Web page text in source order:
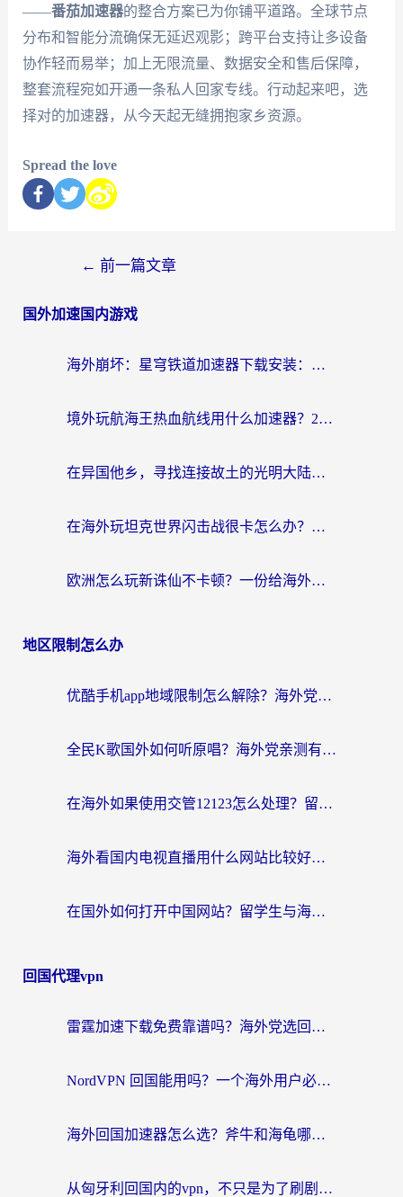
——番茄加速器的整合方案已为你铺平道路。全球节点
分布和智能分流确保无延迟观影；跨平台支持让多设备
协作轻而易举；加上无限流量、数据安全和售后保障，
整套流程宛如开通一条私人回家专线。行动起来吧，选
择对的加速器，从今天起无缝拥抱家乡资源。
Spread the love
← 前一篇文章
国外加速国内游戏
海外崩坏：星穹铁道加速器下载安装：一份给游子的终极网络指南
境外玩航海王热血航线用什么加速器？2026海外玩家实测最优方案（附欧洲问道堡垒前线加速技巧）
在异国他乡，寻找连接故土的光明大陆免费加速器
在海外玩坦克世界闪击战很卡怎么办？老玩家亲测有效的加速器选择指南
欧洲怎么玩新诛仙不卡顿？一份给海外游子的国服游戏畅玩指南
地区限制怎么办
优酷手机app地域限制怎么解除？海外党亲测有效的追剧方案
全民K歌国外如何听原唱？海外党亲测有效的回国加速器选择指南
在海外如果使用交管12123怎么处理？留学生亲测有效的回国加速方案
海外看国内电视直播用什么网站比较好？一篇解决你所有追剧难题的实用指南
在国外如何打开中国网站？留学生与海外华人的无缝访问指南
回国代理vpn
雷霆加速下载免费靠谱吗？海外党选回国加速器的避坑指南（附热门工具对比）
NordVPN 回国能用吗？一个海外用户必须面对的真实困境
海外回国加速器怎么选？斧牛和海龟哪个好？一篇帮你避开坑的实用指南
从匈牙利回国内的vpn，不只是为了刷剧那么简单